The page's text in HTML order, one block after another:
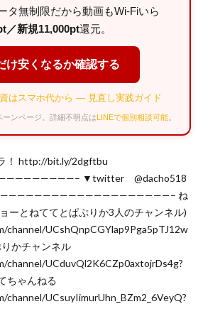
タ無制限だから動画もWi-Fiいら
／新規11,000pt還元。
け安くなるか確認する
はスマホ代から — 見直し実践ガイド
ンページ。詳細不明点はLINEで個別相談可能
！ http://bit.ly/2dgftbu
▼twitter @dacho518
ね
ーとねててとぱぷりか3人のチャンネル)
UCshQnpCGYlap9Pga5pTJ12w
かチャンネル
UCduvQl2K6CZp0axtojrDs4g?
ちゃんねる
UCsuyIimurUhn_BZm2_6VeyQ?